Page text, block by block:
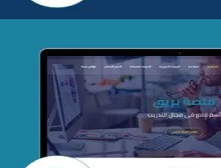
منصة بريق
التفاصيل